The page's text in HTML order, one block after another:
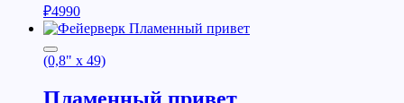
₽4990
(0,8" x 49)